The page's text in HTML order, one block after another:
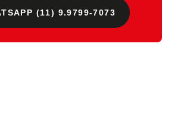
(11) 9.9799-7073